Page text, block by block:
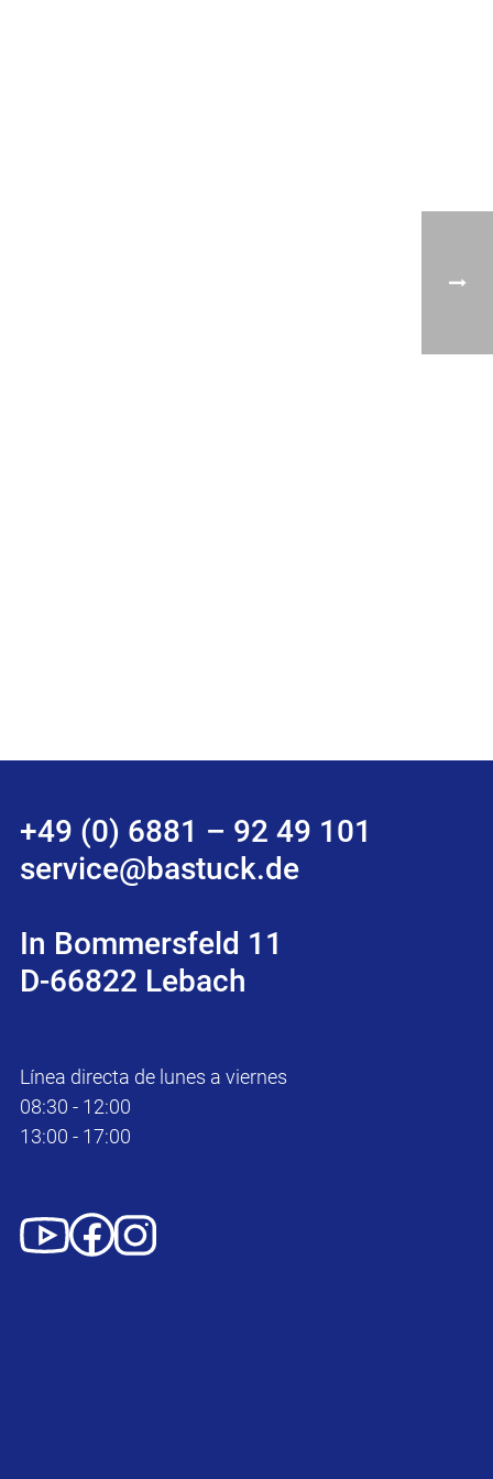
+49 (0) 6881 – 92 49 101
service@bastuck.de
In Bommersfeld 11
D-66822 Lebach
Línea directa de lunes a viernes
08:30 - 12:00
13:00 - 17:00